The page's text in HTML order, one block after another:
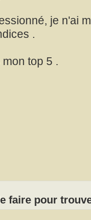
je n'ai
.
top 5 .
faire pour